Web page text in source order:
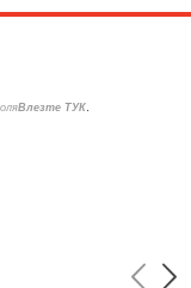
Влезте ТУК.